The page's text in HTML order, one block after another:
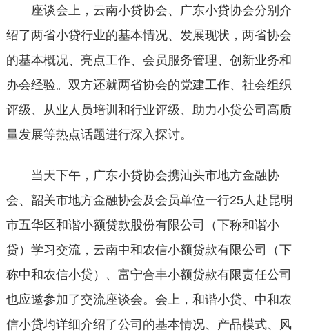
座谈会上，云南小贷协会、广东小贷协会分别介
绍了两省小贷行业的基本情况、发展现状，两省协会
的基本概况、亮点工作、会员服务管理、创新业务和
办会经验。双方还就两省协会的党建工作、社会组织
评级、从业人员培训和行业评级、助力小贷公司高质
量发展等热点话题进行深入探讨。
当天下午，广东小贷协会携汕头市地方金融协
会、韶关市地方金融协会及会员单位一行25人赴昆明
市五华区和谐小额贷款股份有限公司（下称和谐小
贷）学习交流，云南中和农信小额贷款有限公司（下
称中和农信小贷）、富宁合丰小额贷款有限责任公司
也应邀参加了交流座谈会。会上，和谐小贷、中和农
信小贷均详细介绍了公司的基本情况、产品模式、风